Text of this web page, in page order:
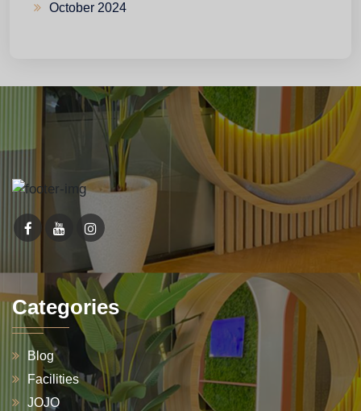
October 2024
Categories
Blog
Facilities
JOJO